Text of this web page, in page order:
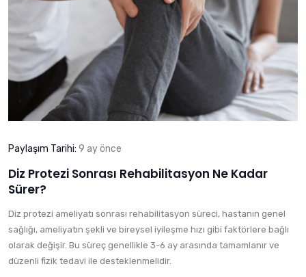
Paylaşım Tarihi: 9 ay önce
Diz Protezi Sonrası Rehabilitasyon Ne Kadar
Sürer?
Diz protezi ameliyatı sonrası rehabilitasyon süreci, hastanın genel
sağlığı, ameliyatın şekli ve bireysel iyileşme hızı gibi faktörlere bağlı
olarak değişir. Bu süreç genellikle 3-6 ay arasında tamamlanır ve
düzenli fizik tedavi ile desteklenmelidir.